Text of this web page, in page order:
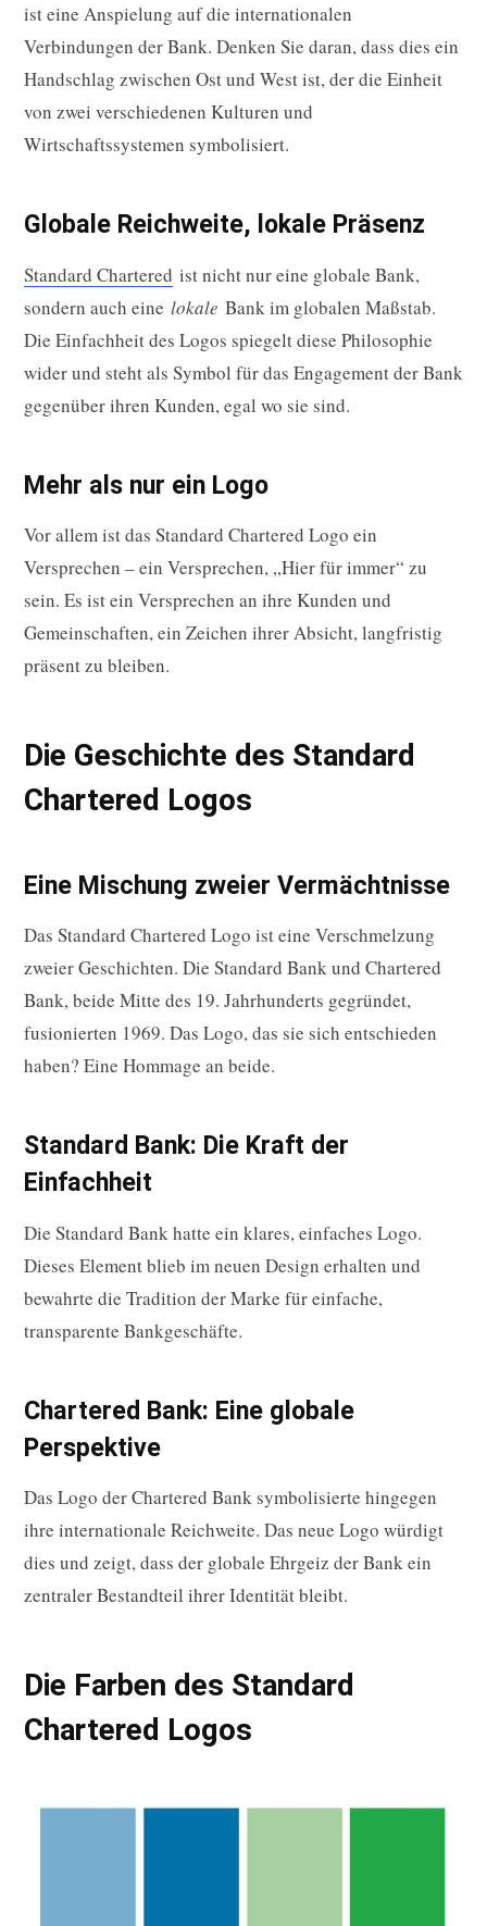
ist eine Anspielung auf die internationalen
Verbindungen der Bank. Denken Sie daran, dass dies ein
Handschlag zwischen Ost und West ist, der die Einheit
von zwei verschiedenen Kulturen und
Wirtschaftssystemen symbolisiert.
Globale Reichweite, lokale Präsenz
Standard Chartered ist nicht nur eine globale Bank,
sondern auch eine lokale Bank im globalen Maßstab.
Die Einfachheit des Logos spiegelt diese Philosophie
wider und steht als Symbol für das Engagement der Bank
gegenüber ihren Kunden, egal wo sie sind.
Mehr als nur ein Logo
Vor allem ist das Standard Chartered Logo ein
Versprechen – ein Versprechen, „Hier für immer“ zu
sein. Es ist ein Versprechen an ihre Kunden und
Gemeinschaften, ein Zeichen ihrer Absicht, langfristig
präsent zu bleiben.
Die Geschichte des Standard
Chartered Logos
Eine Mischung zweier Vermächtnisse
Das Standard Chartered Logo ist eine Verschmelzung
zweier Geschichten. Die Standard Bank und Chartered
Bank, beide Mitte des 19. Jahrhunderts gegründet,
fusionierten 1969. Das Logo, das sie sich entschieden
haben? Eine Hommage an beide.
Standard Bank: Die Kraft der
Einfachheit
Die Standard Bank hatte ein klares, einfaches Logo.
Dieses Element blieb im neuen Design erhalten und
bewahrte die Tradition der Marke für einfache,
transparente Bankgeschäfte.
Chartered Bank: Eine globale
Perspektive
Das Logo der Chartered Bank symbolisierte hingegen
ihre internationale Reichweite. Das neue Logo würdigt
dies und zeigt, dass der globale Ehrgeiz der Bank ein
zentraler Bestandteil ihrer Identität bleibt.
Die Farben des Standard
Chartered Logos